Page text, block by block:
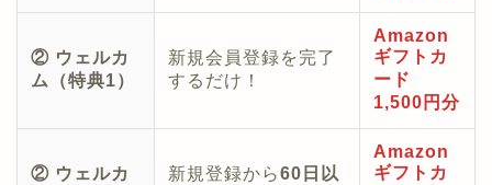
② ウェルカ
ム（特典1）
新規会員登録を完了
するだけ！
Amazon
ギフトカ
ード
1,500円分
② ウェルカ
新規登録から60日以
Amazon
ギフトカ